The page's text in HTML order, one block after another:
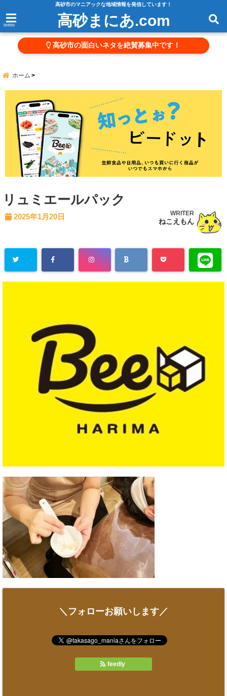
高砂市のマニアックな地域情報を発信しています！
menu 高砂まにあ.com
高砂市の面白いネタを絶賛募集中です！
ホーム
リュミエールパック
2025年1月20日 WRITER
ねこえもん
＼フォローお願いします／
feedly